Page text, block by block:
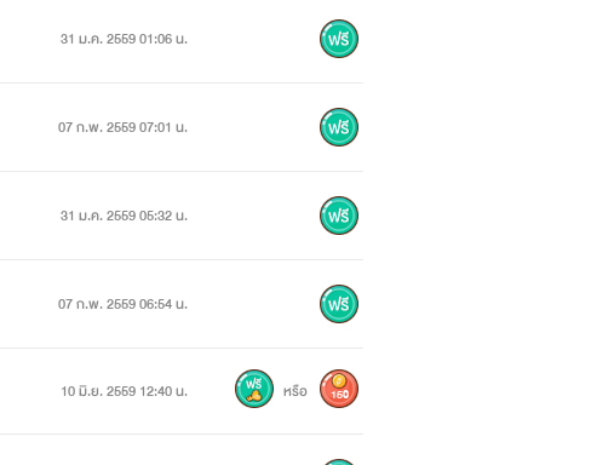
31 ม.ค. 2559 01:06 น.
07 ก.พ. 2559 07:01 น.
31 ม.ค. 2559 05:32 น.
07 ก.พ. 2559 06:54 น.
10 มิ.ย. 2559 12:40 น. หรือ 150